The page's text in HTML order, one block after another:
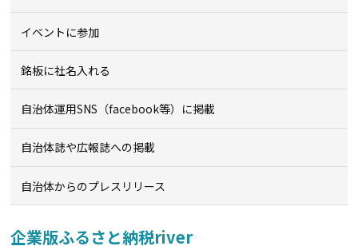
イベントに参加
銘板に社名入れる
自治体運用SNS（facebook等）に掲載
自治体誌や広報誌への掲載
自治体からのプレスリリース
企業版ふるさと納税river